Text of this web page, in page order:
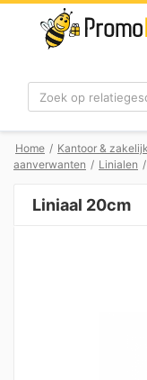
Zoek
Home / Kantoor & zakelijk
aanverwanten / Linialen
Liniaal 20cm